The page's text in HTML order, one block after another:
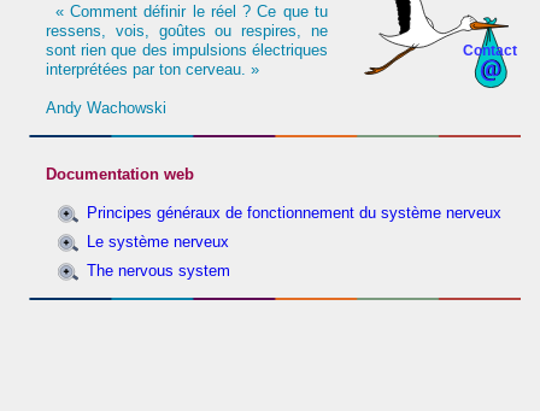
Contact
« Comment définir le réel ? Ce que tu
ressens, vois, goûtes ou respires, ne
sont rien que des impulsions électriques
interprétées par ton cerveau. »
Andy Wachowski
Documentation web
Principes généraux de fonctionnement du système nerveux
Le système nerveux
The nervous system